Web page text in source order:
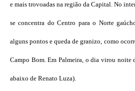
e mais trovoadas na região da Capital. No
se concentra do Centro para o Norte
alguns pontos e queda de granizo, como
Campo Bom. Em Palmeira, o dia virou noite
abaixo de Renato Luza).